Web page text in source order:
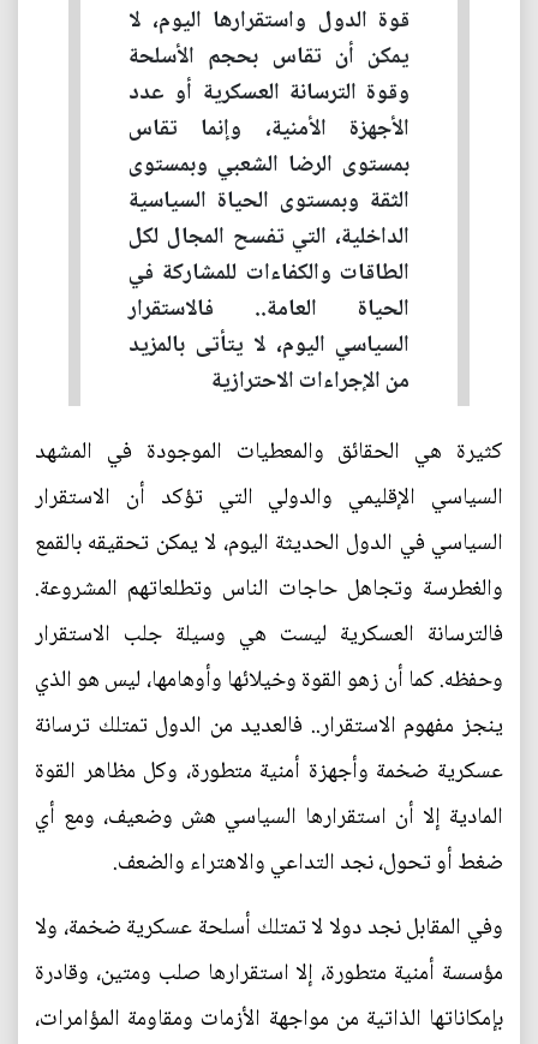
قوة الدول واستقرارها اليوم، لا
يمكن أن تقاس بحجم الأسلحة
وقوة الترسانة العسكرية أو عدد
الأجهزة الأمنية، وإنما تقاس
بمستوى الرضا الشعبي وبمستوى
الثقة وبمستوى الحياة السياسية
الداخلية، التي تفسح المجال لكل
الطاقات والكفاءات للمشاركة في
الحياة العامة.. فالاستقرار
السياسي اليوم، لا يتأتى بالمزيد
من الإجراءات الاحترازية
كثيرة هي الحقائق والمعطيات الموجودة في المشهد
السياسي الإقليمي والدولي التي تؤكد أن الاستقرار
السياسي في الدول الحديثة اليوم، لا يمكن تحقيقه بالقمع
والغطرسة وتجاهل حاجات الناس وتطلعاتهم المشروعة.
فالترسانة العسكرية ليست هي وسيلة جلب الاستقرار
وحفظه. كما أن زهو القوة وخيلائها وأوهامها، ليس هو الذي
ينجز مفهوم الاستقرار.. فالعديد من الدول تمتلك ترسانة
عسكرية ضخمة وأجهزة أمنية متطورة، وكل مظاهر القوة
المادية إلا أن استقرارها السياسي هش وضعيف، ومع أي
ضغط أو تحول، نجد التداعي والاهتراء والضعف.
وفي المقابل نجد دولا لا تمتلك أسلحة عسكرية ضخمة، ولا
مؤسسة أمنية متطورة، إلا استقرارها صلب ومتين، وقادرة
بإمكاناتها الذاتية من مواجهة الأزمات ومقاومة المؤامرات،